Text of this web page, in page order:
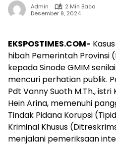
Admin
2 Min Baca
Desember 9, 2024
EKSPOSTIMES.COM-
hibah Pemerintah Provinsi
kepada Sinode GMIM
mencuri perhatian publik.
Pdt Vanny Suoth M.Th., istri
Hein Arina, memenuhi
Tindak Pidana Korupsi
Kriminal Khusus
menjalani pemeriksaan